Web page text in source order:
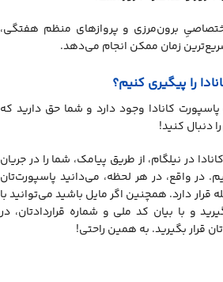
برون‌مرزی و پروازهای منظم هفتگی،
زمان ممکن انجام می‌دهد.
را پیگیری کنیم؟
کانادا وجود دارد و شما حق دارید که
دنبال کنید!
در نیلگام، از طریق پیامک‌، شما را در جریان
در واقع، در هر لحظه، می‌دانید پاسپورت‌تان
قرار دارد. همچنین اگر مایل باشید می‌توانید با
و با بیان کد ملی و شماره قراردادتان، در
قرار بگیرید. به همین راحتی!